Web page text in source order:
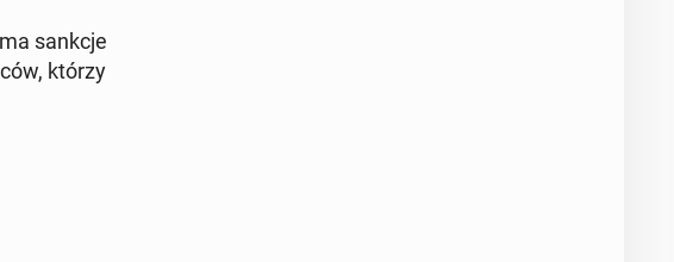
sankcje
którzy